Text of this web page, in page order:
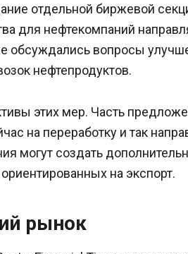
отдельной биржевой
для нефтекомпаний
обсуждались вопросы
нефтепродуктов.
этих мер. Часть
на переработку и так
могут создать
на экспорт.
рынок